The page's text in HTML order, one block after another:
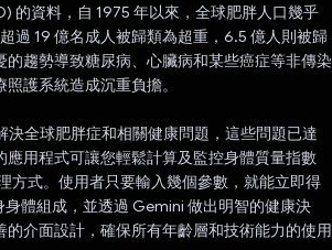
的資料，自 1975 年以來，全球肥胖人口幾乎
過 19 億名成人被歸類為超重，6.5 億人則被歸
的趨勢導致糖尿病、心臟病和某些癌症等非傳染
護系統造成沉重負擔。
決全球肥胖症和相關健康問題，這些問題已達
應用程式可讓您輕鬆計算及監控身體質量指數
方式。使用者只要輸入幾個參數，就能立即得
身體組成，並透過 Gemini 做出明智的健康決
的介面設計，確保所有年齡層和技術能力的使用